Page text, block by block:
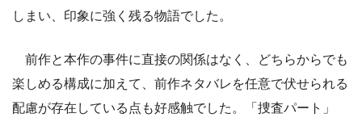
しまい、印象に強く残る物語でした。
前作と本作の事件に直接の関係はなく、どちらからでも
楽しめる構成に加えて、前作ネタバレを任意で伏せられる
配慮が存在している点も好感触でした。「捜査パート」